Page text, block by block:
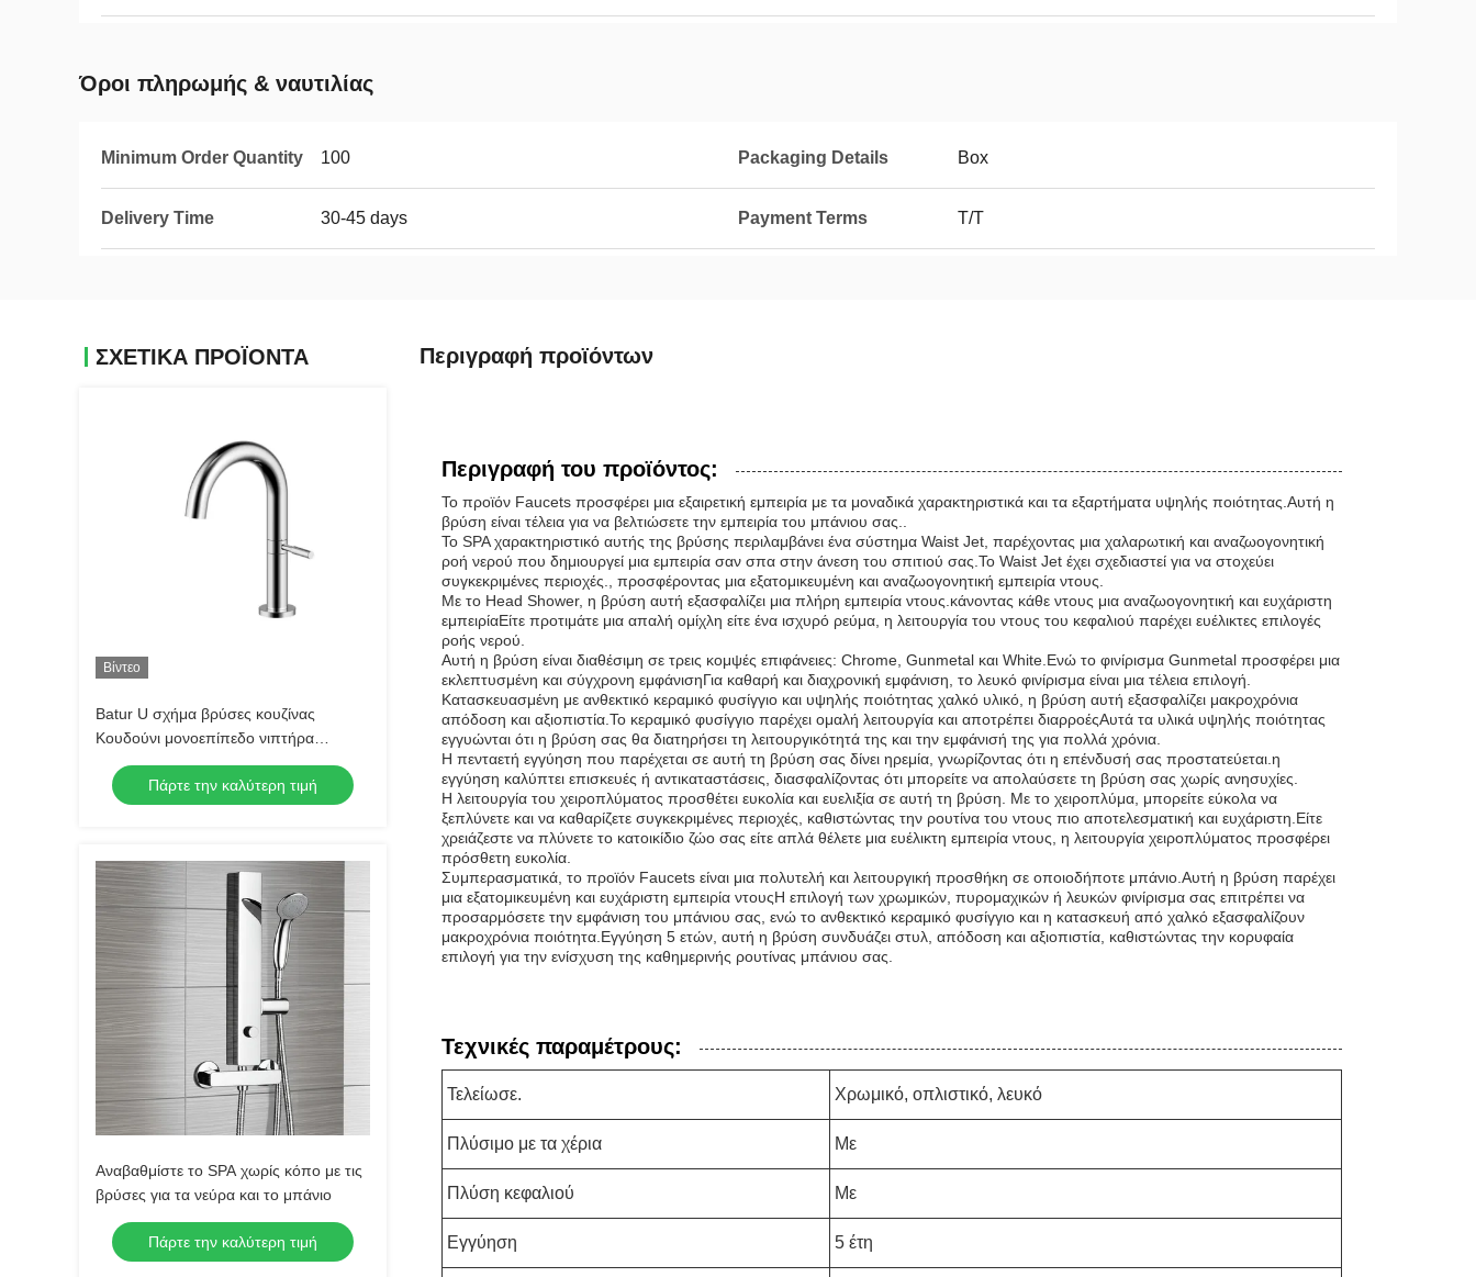
Όροι πληρωμής & ναυτιλίας
Minimum Order Quantity 100 Packaging Details Box
Delivery Time 30-45 days Payment Terms T/T
ΣΧΕΤΙΚΑ ΠΡΟΪΟΝΤΑ
Βίντεο
Batur U σχήμα βρύσες κουζίνας
Κουδούνι μονοεπίπεδο νιπτήρα
νιπτήρα αντικατάσταση
Πάρτε την καλύτερη τιμή
Αναβαθμίστε το SPA χωρίς κόπο με τις
βρύσες για τα νεύρα και το μπάνιο
Πάρτε την καλύτερη τιμή
Περιγραφή προϊόντων
Περιγραφή του προϊόντος:
Το προϊόν Faucets προσφέρει μια εξαιρετική εμπειρία με τα μοναδικά χαρακτηριστικά και τα εξαρτήματα υψηλής ποιότητας.Αυτή η
βρύση είναι τέλεια για να βελτιώσετε την εμπειρία του μπάνιου σας..
Το SPA χαρακτηριστικό αυτής της βρύσης περιλαμβάνει ένα σύστημα Waist Jet, παρέχοντας μια χαλαρωτική και αναζωογονητική
ροή νερού που δημιουργεί μια εμπειρία σαν σπα στην άνεση του σπιτιού σας.Το Waist Jet έχει σχεδιαστεί για να στοχεύει
συγκεκριμένες περιοχές., προσφέροντας μια εξατομικευμένη και αναζωογονητική εμπειρία ντους.
Με το Head Shower, η βρύση αυτή εξασφαλίζει μια πλήρη εμπειρία ντους.κάνοντας κάθε ντους μια αναζωογονητική και ευχάριστη
εμπειρίαΕίτε προτιμάτε μια απαλή ομίχλη είτε ένα ισχυρό ρεύμα, η λειτουργία του ντους του κεφαλιού παρέχει ευέλικτες επιλογές
ροής νερού.
Αυτή η βρύση είναι διαθέσιμη σε τρεις κομψές επιφάνειες: Chrome, Gunmetal και White.Ενώ το φινίρισμα Gunmetal προσφέρει μια
εκλεπτυσμένη και σύγχρονη εμφάνισηΓια καθαρή και διαχρονική εμφάνιση, το λευκό φινίρισμα είναι μια τέλεια επιλογή.
Κατασκευασμένη με ανθεκτικό κεραμικό φυσίγγιο και υψηλής ποιότητας χαλκό υλικό, η βρύση αυτή εξασφαλίζει μακροχρόνια
απόδοση και αξιοπιστία.Το κεραμικό φυσίγγιο παρέχει ομαλή λειτουργία και αποτρέπει διαρροέςΑυτά τα υλικά υψηλής ποιότητας
εγγυώνται ότι η βρύση σας θα διατηρήσει τη λειτουργικότητά της και την εμφάνισή της για πολλά χρόνια.
Η πενταετή εγγύηση που παρέχεται σε αυτή τη βρύση σας δίνει ηρεμία, γνωρίζοντας ότι η επένδυσή σας προστατεύεται.η
εγγύηση καλύπτει επισκευές ή αντικαταστάσεις, διασφαλίζοντας ότι μπορείτε να απολαύσετε τη βρύση σας χωρίς ανησυχίες.
Η λειτουργία του χειροπλύματος προσθέτει ευκολία και ευελιξία σε αυτή τη βρύση. Με το χειροπλύμα, μπορείτε εύκολα να
ξεπλύνετε και να καθαρίζετε συγκεκριμένες περιοχές, καθιστώντας την ρουτίνα του ντους πιο αποτελεσματική και ευχάριστη.Είτε
χρειάζεστε να πλύνετε το κατοικίδιο ζώο σας είτε απλά θέλετε μια ευέλικτη εμπειρία ντους, η λειτουργία χειροπλύματος προσφέρει
πρόσθετη ευκολία.
Συμπερασματικά, το προϊόν Faucets είναι μια πολυτελή και λειτουργική προσθήκη σε οποιοδήποτε μπάνιο.Αυτή η βρύση παρέχει
μια εξατομικευμένη και ευχάριστη εμπειρία ντουςΗ επιλογή των χρωμικών, πυρομαχικών ή λευκών φινίρισμα σας επιτρέπει να
προσαρμόσετε την εμφάνιση του μπάνιου σας, ενώ το ανθεκτικό κεραμικό φυσίγγιο και η κατασκευή από χαλκό εξασφαλίζουν
μακροχρόνια ποιότητα.Εγγύηση 5 ετών, αυτή η βρύση συνδυάζει στυλ, απόδοση και αξιοπιστία, καθιστώντας την κορυφαία
επιλογή για την ενίσχυση της καθημερινής ρουτίνας μπάνιου σας.
Τεχνικές παραμέτρους:
Τελείωσε. Χρωμικό, οπλιστικό, λευκό
Πλύσιμο με τα χέρια Με
Πλύση κεφαλιού Με
Εγγύηση 5 έτη